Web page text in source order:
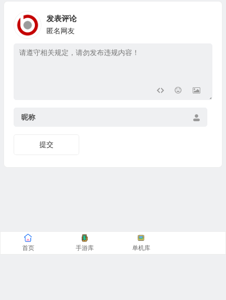
发表评论
匿名网友
昵称
提交
首页 手游库 单机库